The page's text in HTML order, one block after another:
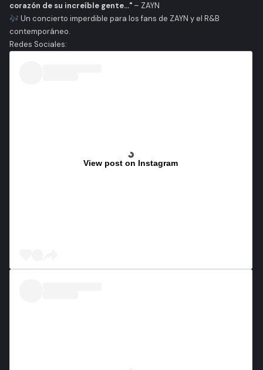
corazón de su increíble gente..." – ZAYN
🎶 Un concierto imperdible para los fans de ZAYN y el R&B
contemporáneo.
Redes Sociales:
View post on Instagram